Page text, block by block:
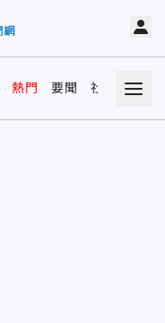
熱門 要聞 社會 娛樂